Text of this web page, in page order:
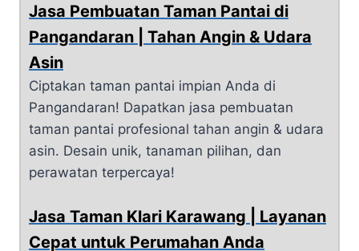
Jasa Pembuatan Taman Pantai di
Pangandaran | Tahan Angin & Udara
Asin
Ciptakan taman pantai impian Anda di
Pangandaran! Dapatkan jasa pembuatan
taman pantai profesional tahan angin & udara
asin. Desain unik, tanaman pilihan, dan
perawatan terpercaya!
Jasa Taman Klari Karawang | Layanan
Cepat untuk Perumahan Anda